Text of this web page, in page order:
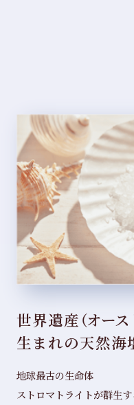
世界遺産（オー
生まれの天然海
地球最古の生命体
ストロマトライトが群生す